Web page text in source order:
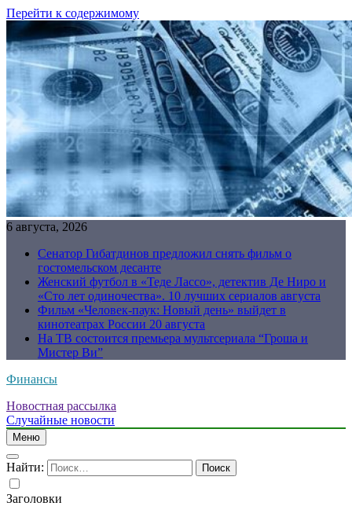
Перейти к содержимому
6 августа, 2026
Сенатор Гибатдинов предложил снять фильм о
гостомельском десанте
Женский футбол в «Теде Лассо», детектив Де Ниро и
«Сто лет одиночества». 10 лучших сериалов августа
Фильм «Человек-паук: Новый день» выйдет в
кинотеатрах России 20 августа
На ТВ состоится премьера мультсериала “Гроша и
Мистер Ви”
Финансы
Новостная рассылка
Случайные новости
Меню
Найти:
Заголовки